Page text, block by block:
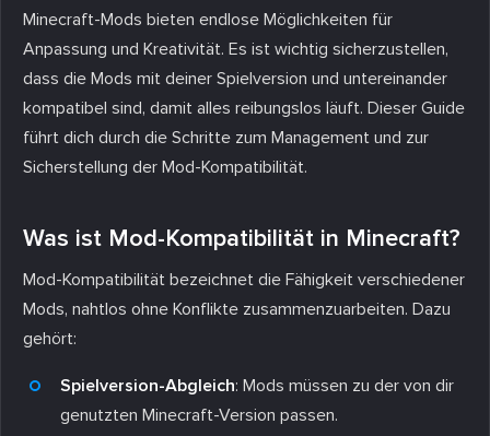
Minecraft-Mods bieten endlose Möglichkeiten für
Anpassung und Kreativität. Es ist wichtig sicherzustellen,
dass die Mods mit deiner Spielversion und untereinander
kompatibel sind, damit alles reibungslos läuft. Dieser Guide
führt dich durch die Schritte zum Management und zur
Sicherstellung der Mod-Kompatibilität.
Was ist Mod-Kompatibilität in Minecraft?
Mod-Kompatibilität bezeichnet die Fähigkeit verschiedener
Mods, nahtlos ohne Konflikte zusammenzuarbeiten. Dazu
gehört:
Spielversion-Abgleich: Mods müssen zu der von dir
genutzten Minecraft-Version passen.